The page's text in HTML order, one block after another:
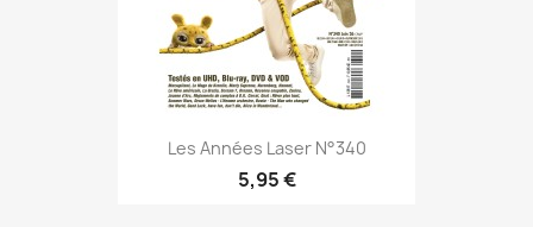
Les Années Laser N°340
5,95 €